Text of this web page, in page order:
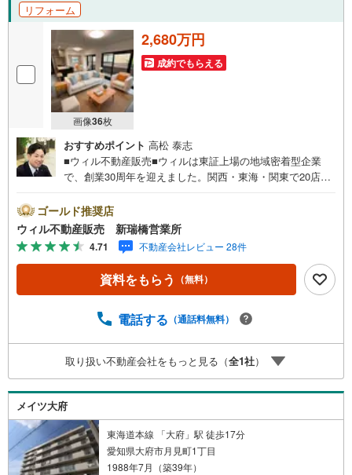
リフォーム
画像36枚
2,680万円
成約でもらえる
おすすめポイント 高松 泰志
■ウィル不動産販売■ウィルは東証上場の地域密着型企業
で、創業30周年を迎えました。関西・東海・関東で20店舗
です。新瑞橋駅から徒歩1分の店舗には、キッズスペースや
おむつ替えスペースを完備しており、お子様連れのお客様
も安心してご利用いただけます。●平日のお住まい探しの方
へ●弊社では平日にご内覧や契約を希望されるお客様のため
に、「平日会員制度」という割引プランをご用意していま
す。●お仕事で忙しい方へ●午前10時から午後7時まで、毎
間外でのご内覧にも対応いたします。また、オンライン内
弊社は定休日なく営業しており、当日のご内覧も承りま
す。弊社で掲載している物件以外にもご紹介可能ですの
で、一度ご相談ください。●その他の相談もプロが対応●物
件に関することはもちろん、住宅ローンなどの資金面やリ
フォームに関することなど、お住まいに関するどんなこと
でもお気軽にご相談ください。
ゴールド推奨店
ウィル不動産販売 新瑞橋営業所
4.71 不動産会社レビュー 28件
資料をもらう （無料）
電話する （通話料無料）
取り扱い不動産会社をもっと見る（全1社）
メイツ大府
東海道本線 「大府」駅 徒歩17分
愛知県大府市月見町1丁目
1988年7月（築39年）